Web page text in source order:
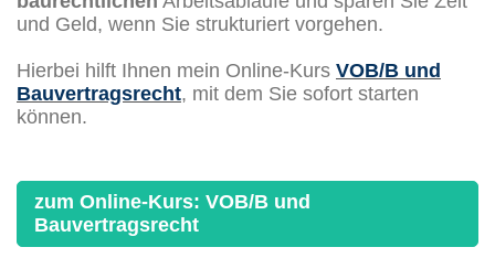
und Geld, wenn Sie strukturiert vorgehen.
Hierbei hilft Ihnen mein Online-Kurs VOB/B und
Bauvertragsrecht, mit dem Sie sofort starten
können.
zum Online-Kurs: VOB/B und
Bauvertragsrecht